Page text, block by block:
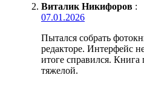
Виталик Никифоров :
07.01.2026
Пытался собрать
редакторе. Интерфейс
итоге справился. Книга
тяжелой.